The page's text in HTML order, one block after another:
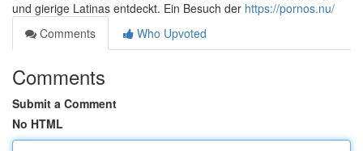
und gierige Latinas entdeckt. Ein Besuch der https://pornos.nu/
Comments
Who Upvoted
Comments
Submit a Comment
No HTML